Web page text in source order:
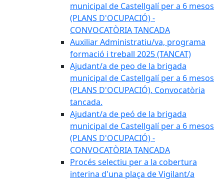
municipal de Castellgalí per a 6 mesos
(PLANS D'OCUPACIÓ) -
CONVOCATÒRIA TANCADA
Auxiliar Administratiu/va, programa
formació i treball 2025 (TANCAT)
Ajudant/a de peo de la brigada
municipal de Castellgalí per a 6 mesos
(PLANS D'OCUPACIÓ). Convocatòria
tancada.
Ajudant/a de peó de la brigada
municipal de Castellgalí per a 6 mesos
(PLANS D'OCUPACIÓ) -
CONVOCATÒRIA TANCADA
Procés selectiu per a la cobertura
interina d'una plaça de Vigilant/a